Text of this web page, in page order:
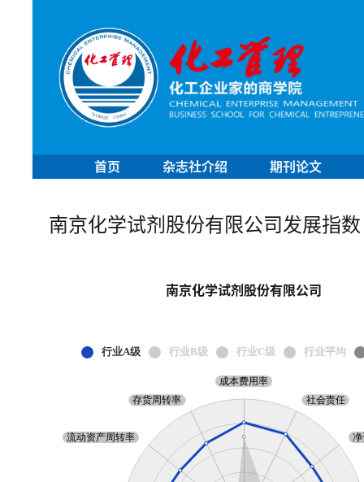
首页 杂志社介绍 期刊论文
南京化学试剂股份有限公司发展指数
南京化学试剂股份有限公司